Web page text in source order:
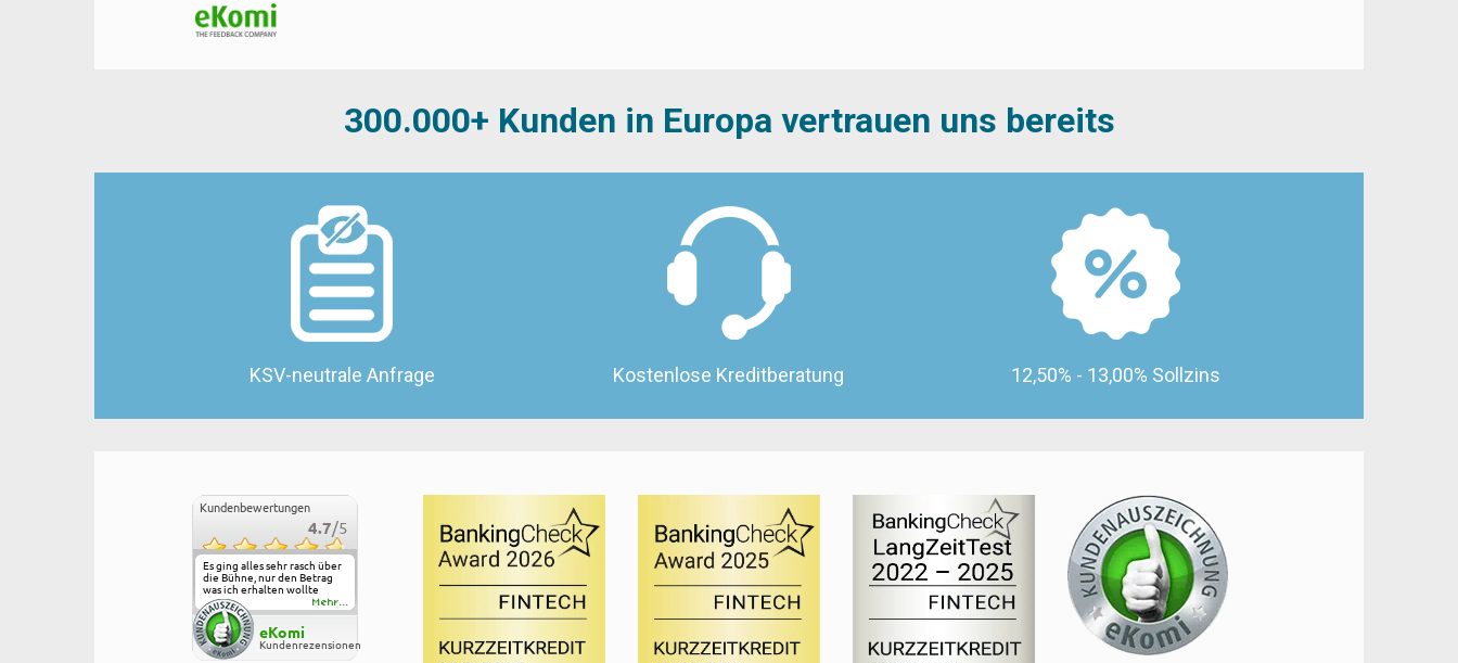
300.000+ Kunden in Europa vertrauen uns bereits
KSV-neutrale Anfrage Kostenlose Kreditberatung 12,50% - 13,00% Sollzins
Kundenbewertungen
4.7/5
Es ging alles sehr rasch über
die Bühne, nur den Betrag
was ich erhalten wollte
wurde reduziert. Verstehe
ich aber auch, bin erst
Kunde.
Mehr...
eKomi
Kundenrezensionen